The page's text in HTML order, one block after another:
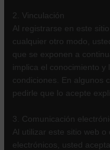
2. Vinculación
Al registrarse en este
cualquier otro modo,
que se exponen a
implica el conocimiento y
condiciones. En algunos
pedirle que lo acepte
3. Comunicación
Al utilizar este sitio web
electrónicos, usted